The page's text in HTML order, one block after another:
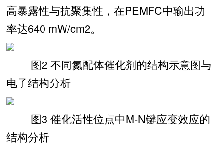
高暴露性与抗聚集性，在PEMFC中输出功
率达640 mW/cm2。
图2 不同氮配体催化剂的结构示意图与
电子结构分析
图3 催化活性位点中M-N键应变效应的
结构分析